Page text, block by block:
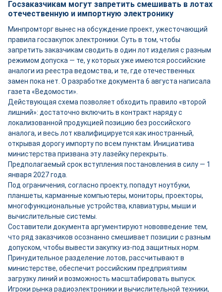
Госзаказчикам могут запретить смешивать в лотах
отечественную и импортную электронику
Минпромторг вынес на обсуждение проект, ужесточающий
правила госзакупок электроники. Суть в том, чтобы
запретить заказчикам сводить в один лот изделия с разным
режимом допуска — те, у которых уже имеются российские
аналоги из реестра ведомства, и те, где отечественных
замен пока нет. О разработке документа 6 августа написала
газета «Ведомости».
Действующая схема позволяет обходить правило «второй
лишний»: достаточно включить в контракт наряду с
локализованной продукцией позицию без российского
аналога, и весь лот квалифицируется как иностранный,
открывая дорогу импорту по всем пунктам. Инициатива
министерства призвана эту лазейку перекрыть.
Предполагаемый срок вступления постановления в силу — 1
января 2027 года.
Под ограничения, согласно проекту, попадут ноутбуки,
планшеты, карманные компьютеры, мониторы, проекторы,
многофункциональные устройства, клавиатуры, мыши и
вычислительные системы.
Составители документа аргументируют нововведение тем,
что ряд заказчиков осознанно смешивает позиции с разным
допуском, чтобы вывести закупку из-под защитных норм.
Принудительное разделение лотов, рассчитывают в
министерстве, обеспечит российским предприятиям
загрузку линий и возможность масштабировать выпуск.
Игроки рынка радиоэлектроники и вычислительной техники,